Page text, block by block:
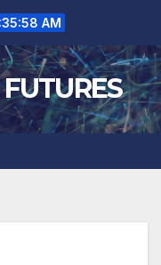
AM